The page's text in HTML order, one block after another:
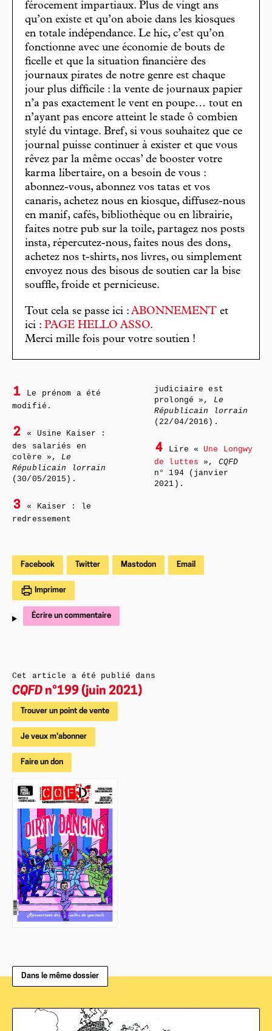
férocement impartiaux. Plus de vingt ans
qu’on existe et qu’on aboie dans les kiosques
en totale indépendance. Le hic, c’est qu’on
fonctionne avec une économie de bouts de
ficelle et que la situation financière des
journaux pirates de notre genre est chaque
jour plus difficile : la vente de journaux papier
n’a pas exactement le vent en poupe… tout en
n’ayant pas encore atteint le stade ô combien
stylé du vintage. Bref, si vous souhaitez que ce
journal puisse continuer à exister et que vous
rêvez par la même occas’ de booster votre
karma libertaire, on a besoin de vous :
abonnez-vous, abonnez vos tatas et vos
canaris, achetez nous en kiosque, diffusez-nous
en manif, cafés, bibliothèque ou en librairie,
faites notre pub sur la toile, partagez nos posts
insta, répercutez-nous, faites nous des dons,
achetez nos t-shirts, nos livres, ou simplement
envoyez nous des bisous de soutien car la bise
souffle, froide et pernicieuse.
Tout cela se passe ici : ABONNEMENT et
ici : PAGE HELLO ASSO.
Merci mille fois pour votre soutien !
1
Le prénom a été
modifié.
2
« Usine Kaiser :
des salariés en
colère », Le
Républicain lorrain
(30/05/2015).
3
« Kaiser : le
redressement
judiciaire est
prolongé », Le
Républicain lorrain
(22/04/2016).
4 Lire «Une Longwy
de luttes »,
CQFD
n° 194 (janvier
2021).
Facebook Twitter Mastodon Email
Imprimer
Écrire un commentaire
Cet article a été publié dans
CQFD n°199 (juin 2021)
Trouver un point de vente
Je veux m'abonner
Faire un don
Dans le même dossier